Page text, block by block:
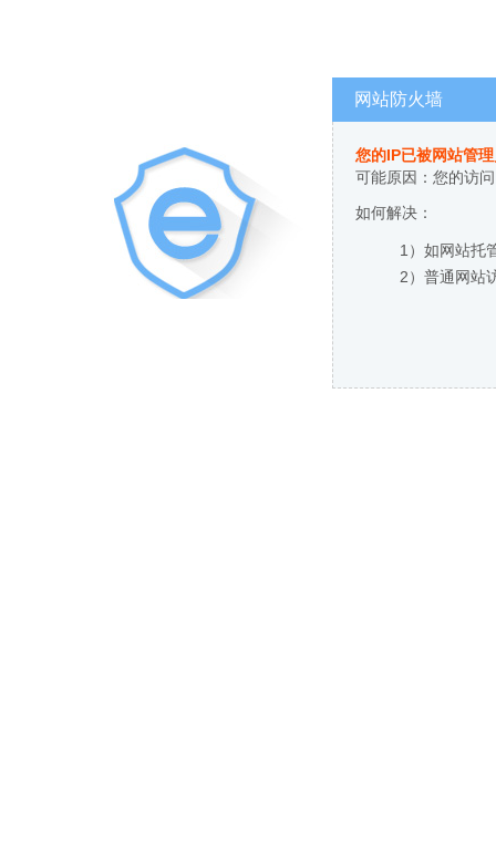
网站防火墙
您的IP已被网站管
可能原因：您的访
如何解决：
1）如网站托
2）普通网站